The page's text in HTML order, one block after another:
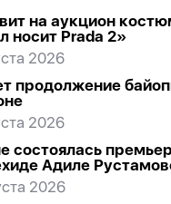
на аукцион
носит Prada 2»
2026
продолжение
2026
состоялась
Адиле
2026